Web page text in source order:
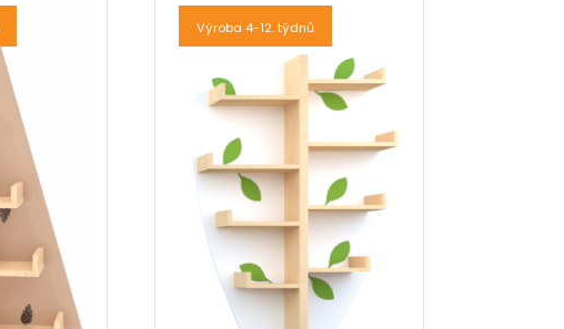
Výroba 4-12. týdnů